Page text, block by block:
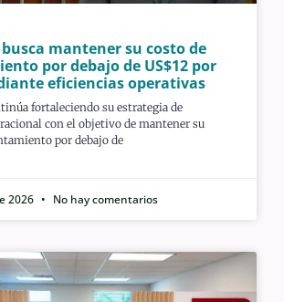
mantener su costo de
por debajo de US$12 por
eficiencias operativas
fortaleciendo su estrategia de
con el objetivo de mantener su
por debajo de
2026
No hay comentarios